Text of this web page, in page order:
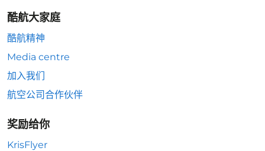
酷航大家庭
酷航精神
Media centre
加入我们
航空公司合作伙伴
奖励给你
KrisFlyer